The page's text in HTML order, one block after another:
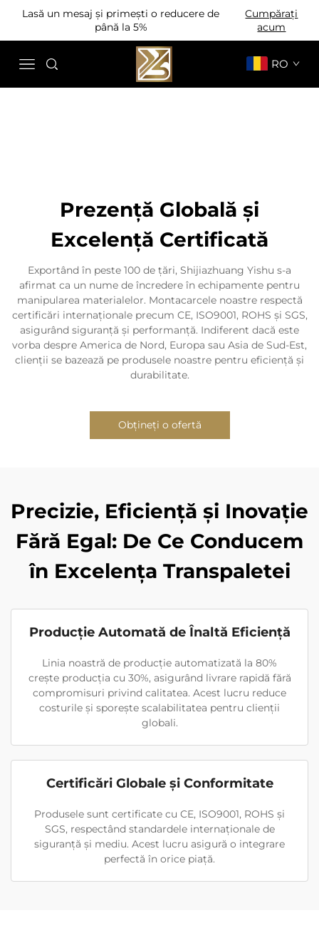
Lasă un mesaj și primești o reducere de
până la 5%
Cumpărați
acum
RO
Prezență Globală și
Excelență Certificată
Exportând în peste 100 de țări, Shijiazhuang Yishu s-a
afirmat ca un nume de încredere în echipamente pentru
manipularea materialelor. Montacarcele noastre respectă
certificări internaționale precum CE, ISO9001, ROHS și SGS,
asigurând siguranță și performanță. Indiferent dacă este
vorba despre America de Nord, Europa sau Asia de Sud-Est,
clienții se bazează pe produsele noastre pentru eficiență și
durabilitate.
Obțineți o ofertă
Precizie, Eficiență și Inovație
Fără Egal: De Ce Conducem
în Excelența Transpaletei
Producție Automată de Înaltă Eficiență
Linia noastră de producție automatizată la 80%
crește producția cu 30%, asigurând livrare rapidă fără
compromisuri privind calitatea. Acest lucru reduce
costurile și sporește scalabilitatea pentru clienții
globali.
Certificări Globale și Conformitate
Produsele sunt certificate cu CE, ISO9001, ROHS și
SGS, respectând standardele internaționale de
siguranță și mediu. Acest lucru asigură o integrare
perfectă în orice piață.